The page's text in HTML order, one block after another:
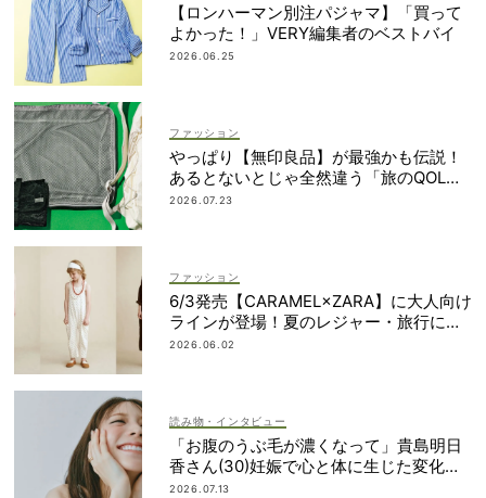
【ロンハーマン別注パジャマ】「買って
よかった！」VERY編集者のベストバイ
2026.06.25
ファッション
やっぱり【無印良品】が最強かも伝説！
あるとないとじゃ全然違う「旅のQOL爆
上げアイテム」
2026.07.23
ファッション
6/3発売【CARAMEL×ZARA】に大人向け
ラインが登場！夏のレジャー・旅行にも
おすすめ
2026.06.02
読み物・インタビュー
「お腹のうぶ毛が濃くなって」貴島明日
香さん(30)妊娠で心と体に生じた変化も
「愛しいです」
2026.07.13